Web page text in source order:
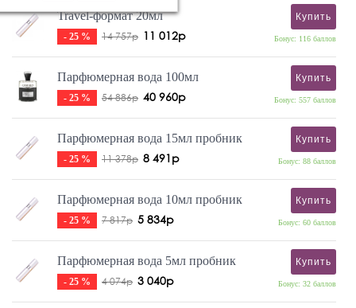
Travel-формат 20мл
- 25 % 14 757р 11 012р
Купить
Бонус: 116 баллов
Парфюмерная вода 100мл
- 25 % 54 886р 40 960р
Купить
Бонус: 557 баллов
Парфюмерная вода 15мл пробник
- 25 % 11 378р 8 491р
Купить
Бонус: 88 баллов
Парфюмерная вода 10мл пробник
- 25 % 7 817р 5 834р
Купить
Бонус: 60 баллов
Парфюмерная вода 5мл пробник
- 25 % 4 074р 3 040р
Купить
Бонус: 32 баллов